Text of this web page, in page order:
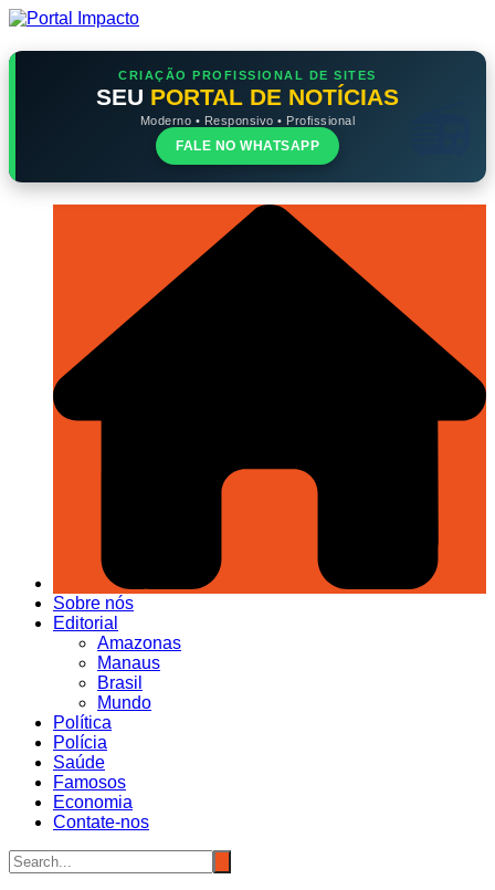
Ir
o
CRIAÇÃO PROFISSIONAL DE SITES
SEU PORTAL DE NOTÍCIAS
Moderno • Responsivo • Profissional
FALE NO WHATSAPP
Sobre nós
Editorial
Amazonas
Manaus
Brasil
Mundo
Política
Polícia
Saúde
Famosos
Economia
Contate-nos